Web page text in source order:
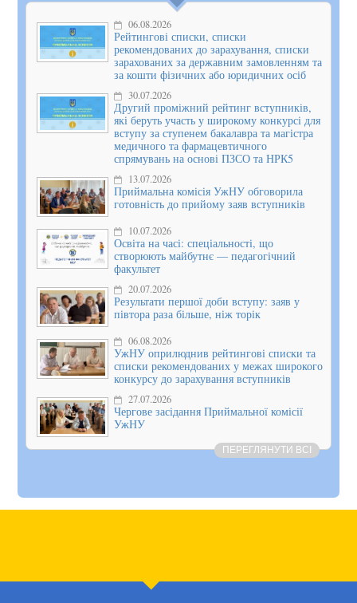
06.08.2026
Рейтингові списки, списки
рекомендованих до зарахування, списки
зарахованих за державним замовленням та
за кошти фізичних або юридичних осіб
30.07.2026
Другий проміжний рейтинг вступників,
які беруть участь у широкому конкурсі для
вступу за ступенем бакалавра та магістра
медичного та фармацевтичного
спрямувань на основі ПЗСО та НРК5
13.07.2026
Приймальна комісія УжНУ обговорила
готовність до прийому заяв вступників
10.07.2026
Освіта на часі: спеціальності, що
створюють майбутнє — педагогічний
факультет
20.07.2026
Результати першої доби вступу: заяв у
півтора раза більше, ніж торік
06.08.2026
УжНУ оприлюднив рейтингові списки та
списки рекомендованих у межах широкого
конкурсу до зарахування вступників
27.07.2026
Чергове засідання Приймальної комісії
УжНУ
ПЕРЕГЛЯНУТИ ВСІ